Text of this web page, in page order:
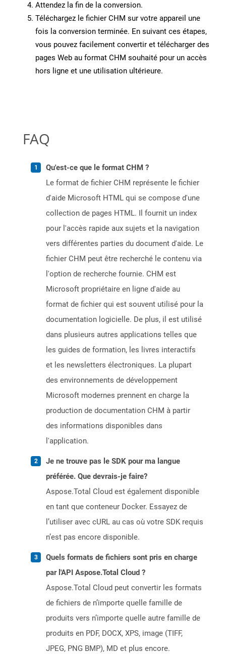
Attendez la fin de la conversion.
Téléchargez le fichier CHM sur votre appareil une
fois la conversion terminée. En suivant ces étapes,
vous pouvez facilement convertir et télécharger des
pages Web au format CHM souhaité pour un accès
hors ligne et une utilisation ultérieure.
FAQ
Qu'est-ce que le format CHM ?
Le format de fichier CHM représente le fichier
d'aide Microsoft HTML qui se compose d'une
collection de pages HTML. Il fournit un index
pour l'accès rapide aux sujets et la navigation
vers différentes parties du document d'aide. Le
fichier CHM peut être recherché le contenu via
l'option de recherche fournie. CHM est
Microsoft propriétaire en ligne d'aide au
format de fichier qui est souvent utilisé pour la
documentation logicielle. De plus, il est utilisé
dans plusieurs autres applications telles que
les guides de formation, les livres interactifs
et les newsletters électroniques. La plupart
des environnements de développement
Microsoft modernes prennent en charge la
production de documentation CHM à partir
des informations disponibles dans
l'application.
Je ne trouve pas le SDK pour ma langue
préférée. Que devrais-je faire?
Aspose.Total Cloud est également disponible
en tant que conteneur Docker. Essayez de
l’utiliser avec cURL au cas où votre SDK requis
n’est pas encore disponible.
Quels formats de fichiers sont pris en charge
par l'API Aspose.Total Cloud ?
Aspose.Total Cloud peut convertir les formats
de fichiers de n’importe quelle famille de
produits vers n’importe quelle autre famille de
produits en PDF, DOCX, XPS, image (TIFF,
JPEG, PNG BMP), MD et plus encore.